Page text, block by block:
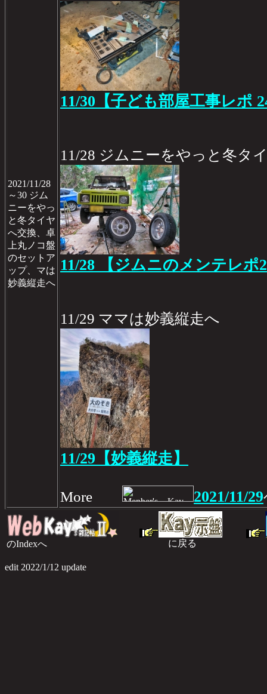
2021/11/28
～30 ジム
ニーをやっ
と冬タイヤ
へ交換、卓
上丸ノコ盤
のセットア
ップ、マは
妙義縦走へ
11/30【子ども部屋工事レポ
11/28 ジムニーをやっと冬タ
11/28 【ジムニのメンテレポ
11/29 ママは妙義縦走へ
11/29【妙義縦走】
More 2021/11/29
のIndexへ に戻る
edit 2022/1/12 update